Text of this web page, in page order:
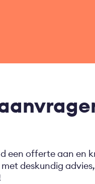
een offerte aan en
deskundig